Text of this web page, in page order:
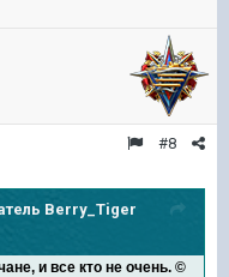
#8
Berry_Tiger
и все кто не очень. ©